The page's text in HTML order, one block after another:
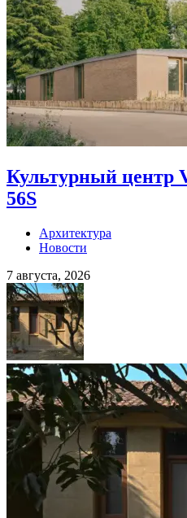
Культурный центр
56S
Архитектура
Новости
7 августа, 2026